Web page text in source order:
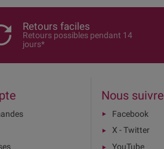
Retours faciles
Retours possibles pendant 14
jours*
Nous suivre
Facebook
X - Twitter
YouTube